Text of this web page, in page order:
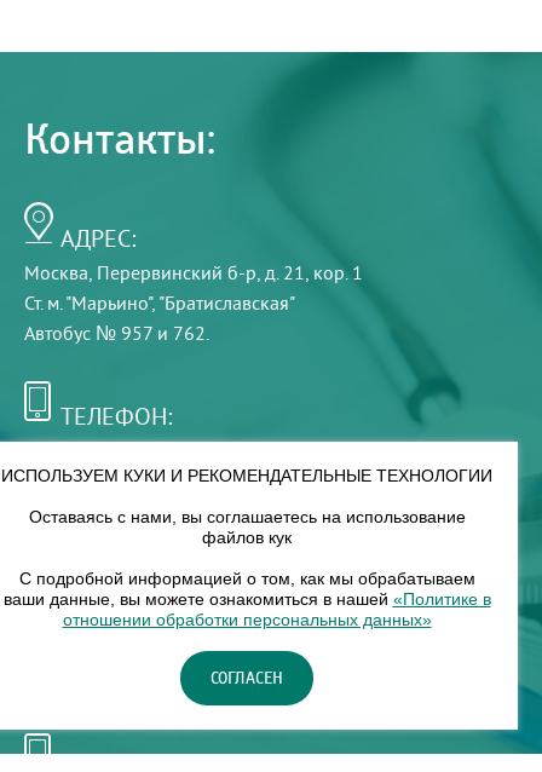
Контакты:
АДРЕС:
Москва, Перервинский б-р, д. 21, кор. 1
Ст. м. "Марьино", "Братиславская"
Автобус № 957 и 762.
ТЕЛЕФОН:
РЕЖИМ РАБОТЫ:
8 — 18
НАШ ФИЛИАЛ:
Москва, м. Нагорное, Нагорный б-р, д. 19, кор. 1
ИСПОЛЬЗУЕМ КУКИ И РЕКОМЕНДАТЕЛЬНЫЕ ТЕХНОЛОГИИ
Оставаясь с нами, вы соглашаетесь на использование
файлов кук
С подробной информацией о том, как мы обрабатываем
ваши данные, вы можете ознакомиться в нашей «Политике в
отношении обработки персональных данных»
СОГЛАСЕН